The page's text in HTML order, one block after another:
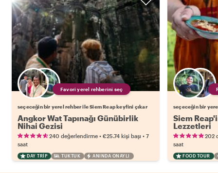
Favori yerel rehberini seç
seçeceğin bir yerel rehber ile Siem Reap keyfini çıkar
Angkor Wat Tapınağı Günübirlik
Nihai Gezisi
240 değerlendirme • €25.74 kişi başı • 7
saat
DAY TRIP TUKTUK ANINDA ONAYLI
seçeceğin bir
Siem
Lezzetleri
202
saat
FOOD TOUR